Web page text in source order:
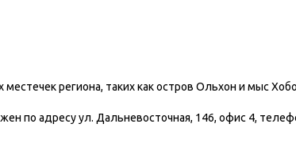
региона, таких как остров Ольхон и
по адресу ул. Дальневосточная, 146, офис 4,